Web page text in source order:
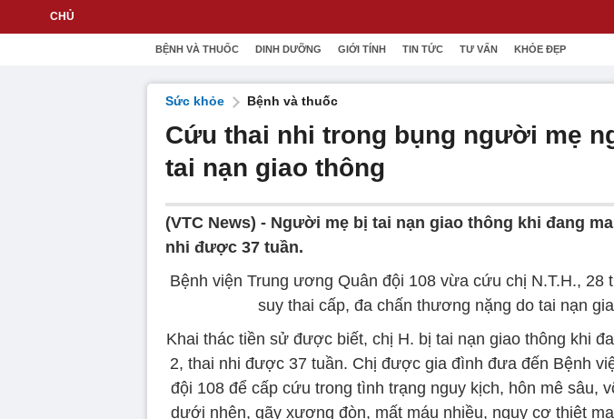
BỆNH VÀ THUỐC DINH DƯỠNG GIỚI TÍNH TIN TỨC TƯ VẤN KHỎE ĐẸP
Sức khỏe Bệnh và thuốc
Cứu thai nhi trong bụng người mẹ
tai nạn giao thông
(VTC News) - Người mẹ bị tai nạn giao thông khi đang
nhi được 37 tuần.
Bệnh viện Trung ương Quân đội 108 vừa cứu chị N.T.H., 28
suy thai cấp, đa chấn thương nặng do tai nạn
Khai thác tiền sử được biết, chị H. bị tai nạn giao thông khi
2, thai nhi được 37 tuần. Chị được gia đình đưa đến Bệnh
đội 108 để cấp cứu trong tình trạng nguy kịch, hôn mê sâu,
dưới nhện, gãy xương đòn, mất máu nhiều, nguy cơ thiệt